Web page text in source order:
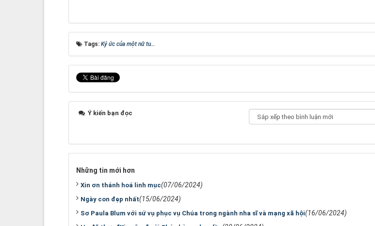
Tags: Ký ức của một nữ tu…
Ý kiến bạn đọc
Những tin mới hơn
Xin ơn thánh hoá linh mục(07/06/2024)
Ngày con đẹp nhất(15/06/2024)
Sơ Paula Blum với sứ vụ phục vụ Chúa trong ngành nha sĩ và mạng xã hội(16/06/2024)